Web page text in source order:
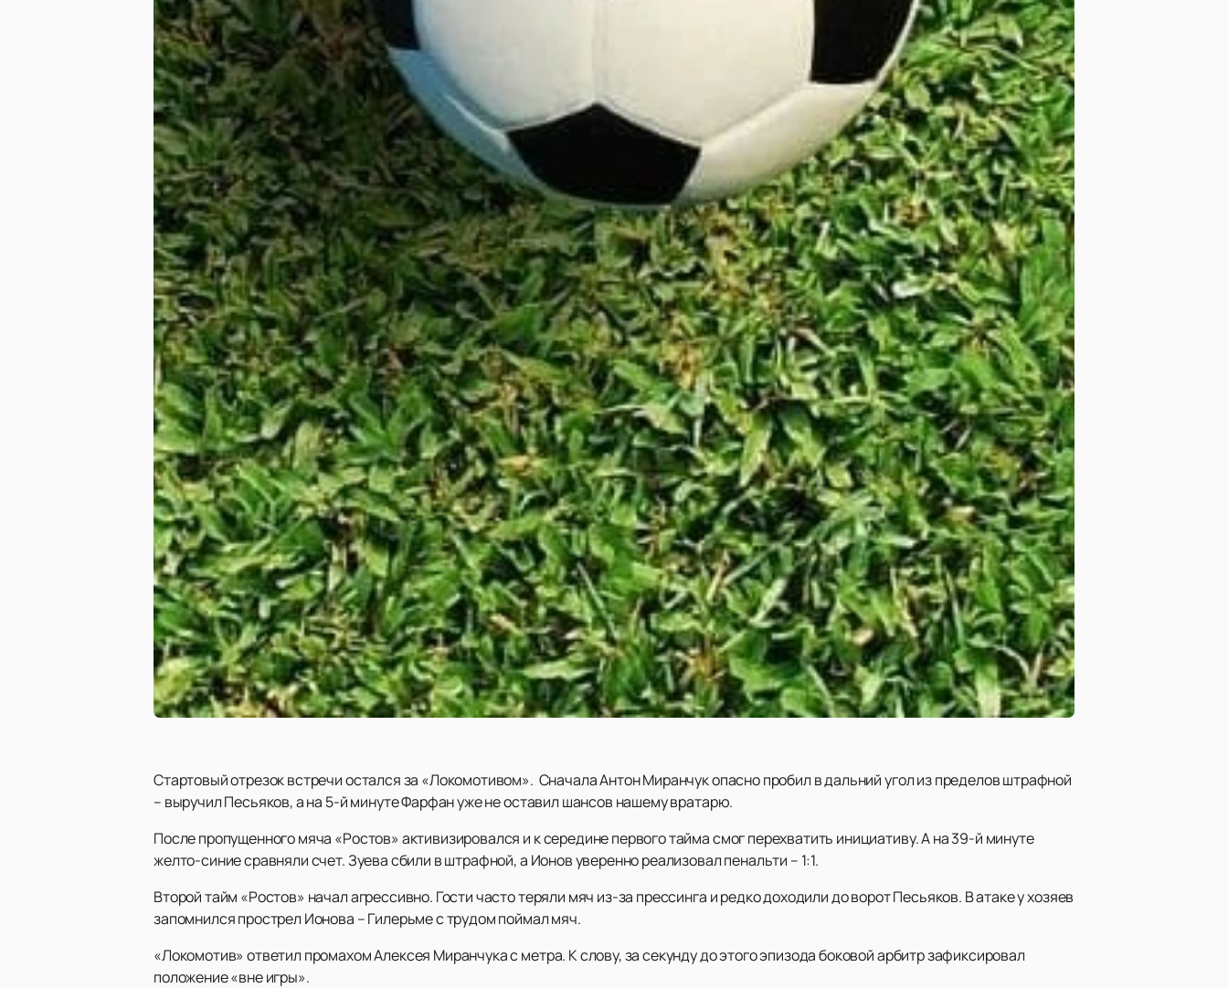
Стартовый отрезок встречи остался за «Локомотивом». Сначала Антон Миранчук опасно пробил в дальний угол из пределов штрафной
– выручил Песьяков, а на 5-й минуте Фарфан уже не оставил шансов нашему вратарю.
После пропущенного мяча «Ростов» активизировался и к середине первого тайма смог перехватить инициативу. А на 39-й минуте
желто-синие сравняли счет. Зуева сбили в штрафной, а Ионов уверенно реализовал пенальти – 1:1.
Второй тайм «Ростов» начал агрессивно. Гости часто теряли мяч из-за прессинга и редко доходили до ворот Песьяков. В атаке у хозяев
запомнился прострел Ионова – Гилерьме с трудом поймал мяч.
«Локомотив» ответил промахом Алексея Миранчука с метра. К слову, за секунду до этого эпизода боковой арбитр зафиксировал
положение «вне игры».